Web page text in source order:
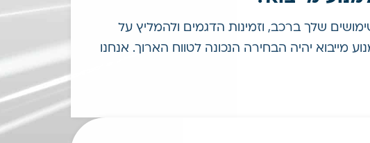
שלך ברכב, וזמינות הדגמים ולהמליץ על
מייבוא יהיה הבחירה הנכונה לטווח הארוך. אנחנו